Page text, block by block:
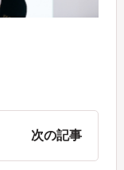
次の記事